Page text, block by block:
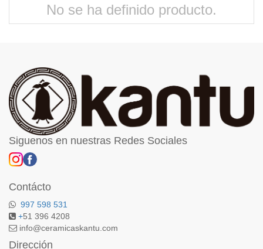
No se ha definido producto.
Siguenos en nuestras Redes Sociales
Contácto
997 598 531
+51 396 4208
info@ceramicaskantu.com
Dirección